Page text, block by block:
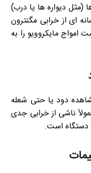
(مثل دیواره ها یا درب)
ای از خرابی مگنترون
مایکروویو را به
دود یا حتی شعله
ناشی از خرابی جدی
است.